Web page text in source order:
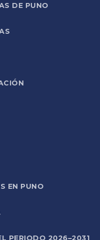
DE PUNO
EN PUNO
PERIODO 2026–2031